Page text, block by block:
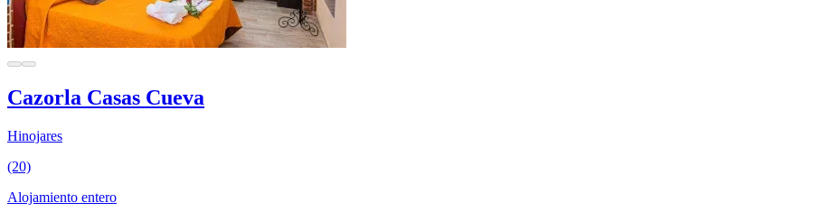
Cazorla Casas Cueva
Hinojares
(20)
Alojamiento entero